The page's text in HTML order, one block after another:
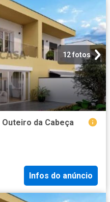
12 fotos
da Cabeça
Infos do anúncio